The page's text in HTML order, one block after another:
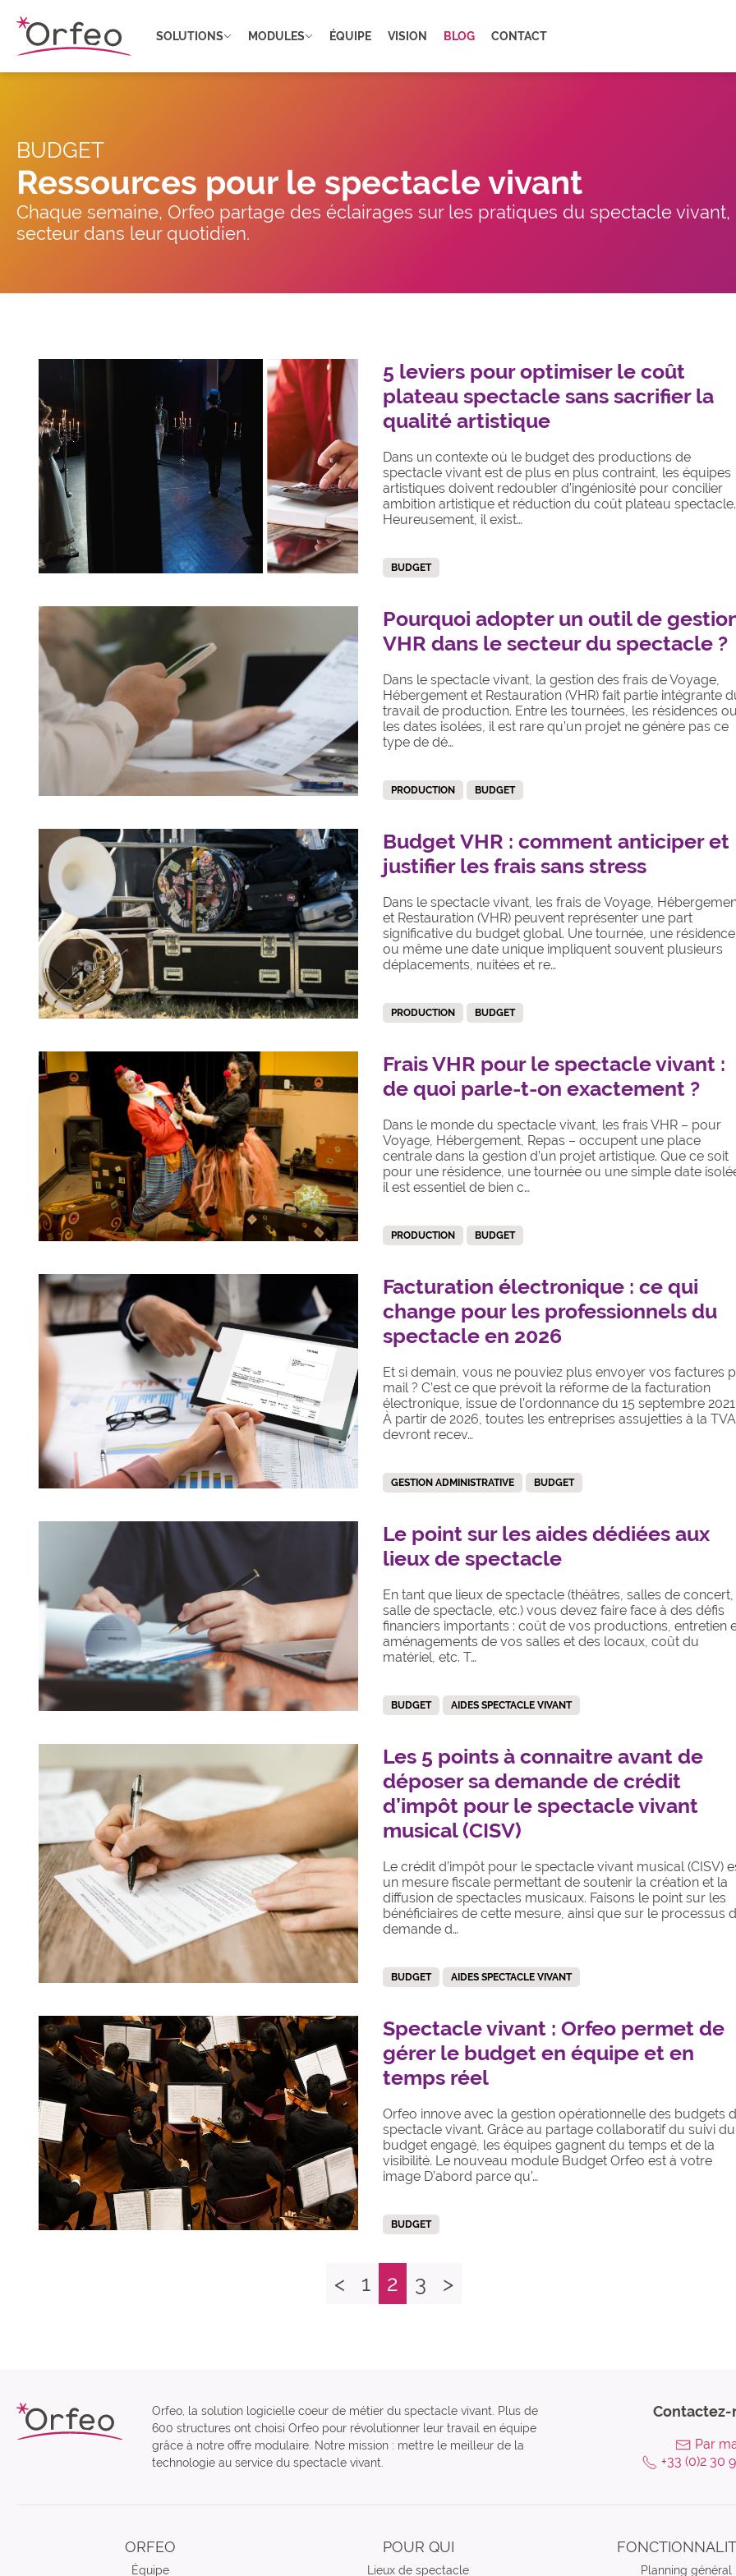
SOLUTIONS MODULES ÉQUIPE VISION BLOG CONTACT
BUDGET
Ressources pour le spectacle vivant
Chaque semaine, Orfeo partage des éclairages sur les pratiques du spectacle
secteur dans leur quotidien.
5 leviers pour optimiser le coût
plateau spectacle sans sacrifier la
qualité artistique
Dans un contexte où le budget des productions de
spectacle vivant est de plus en plus contraint, les équipes
artistiques doivent redoubler d’ingéniosité pour concilier
ambition artistique et réduction du coût plateau spectacle.
Heureusement, il exist…
BUDGET
Pourquoi adopter un outil de
VHR dans le secteur du spectacle ?
Dans le spectacle vivant, la gestion des frais de Voyage,
Hébergement et Restauration (VHR) fait partie intégrante
travail de production. Entre les tournées, les résidences
les dates isolées, il est rare qu’un projet ne génère pas ce
type de dé…
PRODUCTION BUDGET
Budget VHR : comment anticiper et
justifier les frais sans stress
Dans le spectacle vivant, les frais de Voyage,
et Restauration (VHR) peuvent représenter une part
significative du budget global. Une tournée, une résidence
ou même une date unique impliquent souvent plusieurs
déplacements, nuitées et re…
PRODUCTION BUDGET
Frais VHR pour le spectacle vivant :
de quoi parle-t-on exactement ?
Dans le monde du spectacle vivant, les frais VHR – pour
Voyage, Hébergement, Repas – occupent une place
centrale dans la gestion d’un projet artistique. Que ce soit
pour une résidence, une tournée ou une simple date
il est essentiel de bien c…
PRODUCTION BUDGET
Facturation électronique : ce qui
change pour les professionnels du
spectacle en 2026
Et si demain, vous ne pouviez plus envoyer vos factures
mail ? C’est ce que prévoit la réforme de la facturation
électronique, issue de l’ordonnance du 15 septembre
À partir de 2026, toutes les entreprises assujetties à la TVA
devront recev…
GESTION ADMINISTRATIVE BUDGET
Le point sur les aides dédiées aux
lieux de spectacle
En tant que lieux de spectacle (théâtres, salles de concert,
salle de spectacle, etc.) vous devez faire face à des défis
financiers importants : coût de vos productions, entretien
aménagements de vos salles et des locaux, coût du
matériel, etc. T…
BUDGET AIDES SPECTACLE VIVANT
Les 5 points à connaitre avant de
déposer sa demande de crédit
d’impôt pour le spectacle vivant
musical (CISV)
Le crédit d’impôt pour le spectacle vivant musical (CISV)
un mesure fiscale permettant de soutenir la création et la
diffusion de spectacles musicaux. Faisons le point sur les
bénéficiaires de cette mesure, ainsi que sur le processus
demande d…
BUDGET AIDES SPECTACLE VIVANT
Spectacle vivant : Orfeo permet de
gérer le budget en équipe et en
temps réel
Orfeo innove avec la gestion opérationnelle des budgets
spectacle vivant. Grâce au partage collaboratif du suivi du
budget engagé, les équipes gagnent du temps et de la
visibilité. Le nouveau module Budget Orfeo est à votre
image D’abord parce qu’…
BUDGET
< 1 2 3 >
Orfeo, la solution logicielle coeur de métier du spectacle vivant. Plus de
600 structures ont choisi Orfeo pour révolutionner leur travail en équipe
grâce à notre offre modulaire. Notre mission : mettre le meilleur de la
technologie au service du spectacle vivant.
Contactez-
Par
+33 (0)2 30
ORFEO
Équipe
POUR QUI
Lieux de spectacle Planning général